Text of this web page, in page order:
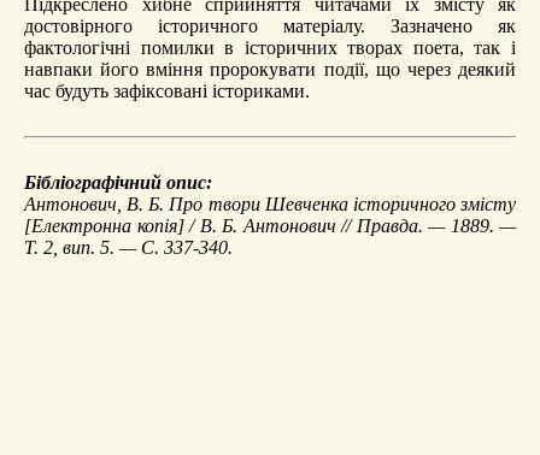
достовірного історичного матеріалу. Зазначено як
фактологічні помилки в історичних творах поета, так і
навпаки його вміння пророкувати події, що через деякий
час будуть зафіксовані істориками.
Бібліографічний опис:
Антонович, В. Б. Про твори Шевченка історичного змісту
[Електронна копія] / В. Б. Антонович // Правда. — 1889. —
Т. 2, вип. 5. — С. 337-340.